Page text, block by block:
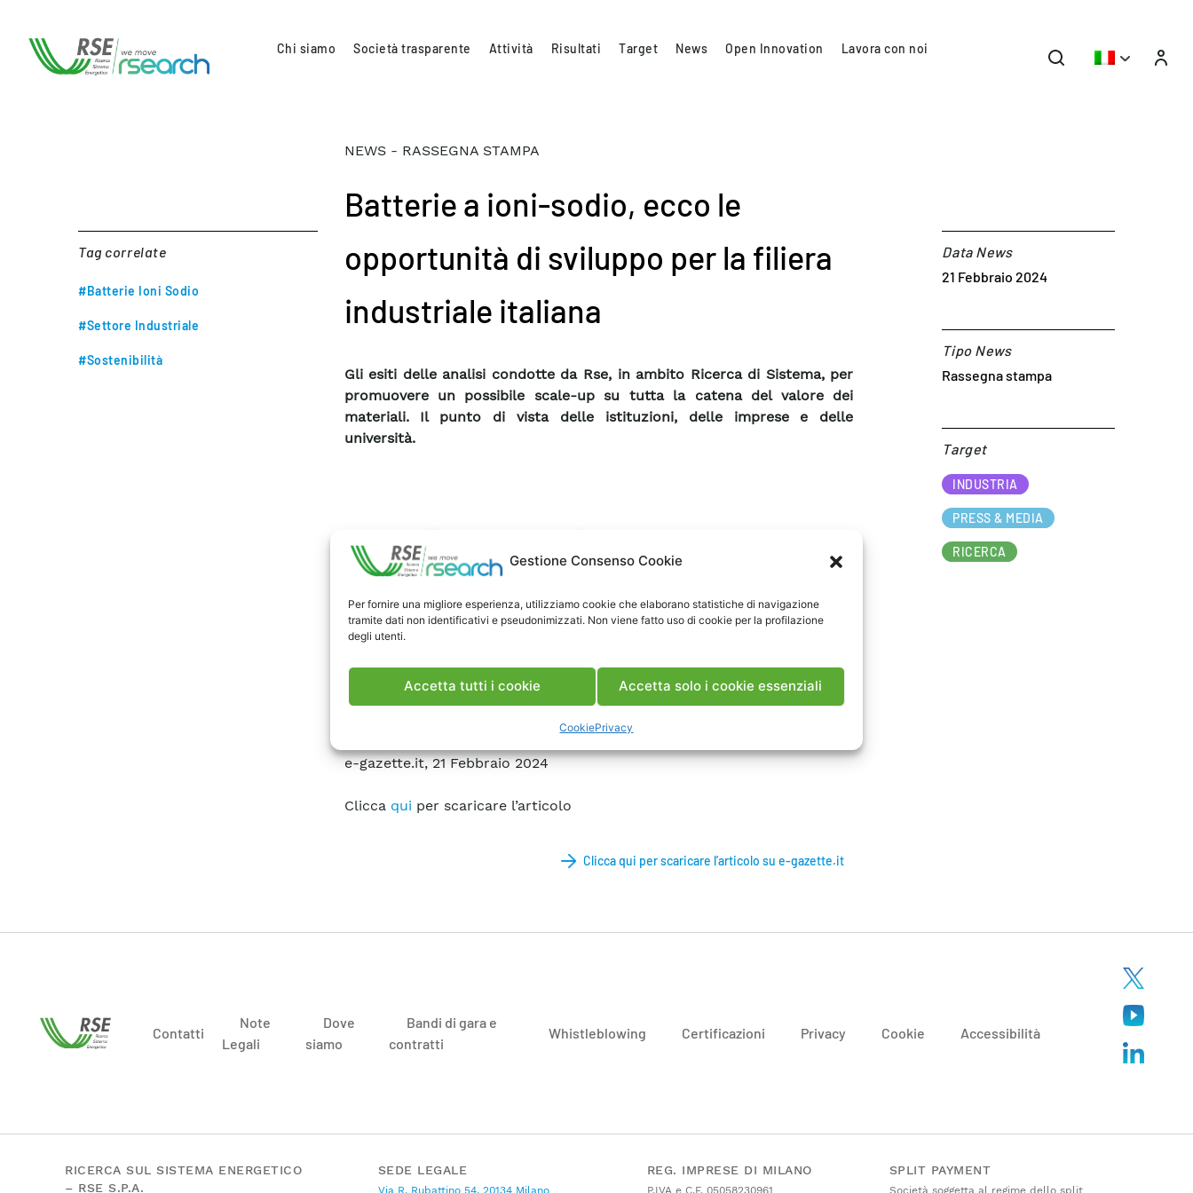
Gestione Consenso Cookie
Per fornire una migliore esperienza, utilizziamo cookie che elaborano statistiche di navigazione
tramite dati non identificativi e pseudonimizzati. Non viene fatto uso di cookie per la profilazione
degli utenti.
Accetta tutti i cookie Accetta solo i cookie essenziali
CookiePrivacy
Chi siamo Società trasparente Attività Risultati Target News Open Innovation Lavora con noi
Tag correlate
#Batterie Ioni Sodio
#Settore Industriale
#Sostenibilità
NEWS - RASSEGNA STAMPA
Batterie a ioni-sodio, ecco le
opportunità di sviluppo per la filiera
industriale italiana
Gli esiti delle analisi condotte da Rse, in ambito Ricerca di Sistema, per
promuovere un possibile scale-up su tutta la catena del valore dei
materiali. Il punto di vista delle istituzioni, delle imprese e delle
università.
e-gazette.it, 21 Febbraio 2024
Clicca qui per scaricare l’articolo
Clicca qui per scaricare l’articolo su e-gazette.it
Data News
21 Febbraio 2024
Tipo News
Rassegna stampa
Target​
INDUSTRIA
PRESS & MEDIA
RICERCA
Contatti
Note
Legali
Dove
siamo
Bandi di gara e
contratti
Whistleblowing Certificazioni Privacy Cookie Accessibilità
RICERCA SUL SISTEMA ENERGETICO
– RSE S.P.A.
SEDE LEGALE REG. IMPRESE DI MILANO SPLIT PAYMENT